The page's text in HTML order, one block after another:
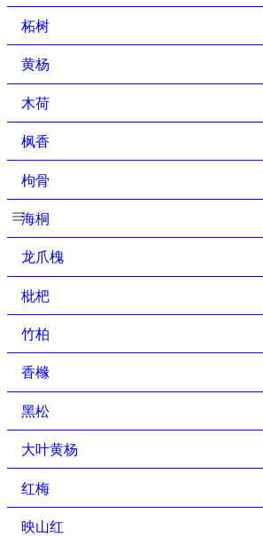
柘树
黄杨
木荷
枫香
枸骨
海桐
龙爪槐
枇杷
竹柏
香橼
黑松
大叶黄杨
红梅
映山红